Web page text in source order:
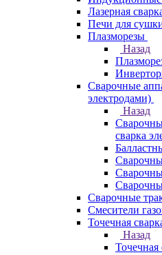
Лазерная
Печи для
Плазморезы
Назад
Сварочные
электродами)
Назад
сварка
Сварочные
Смесители
Точечная
Назад
Точечная